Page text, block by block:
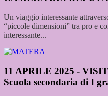
Un viaggio interessante
“piccole dimensioni” tra pro e
interessante...
11 APRILE 2025 -
Scuola secondaria di I